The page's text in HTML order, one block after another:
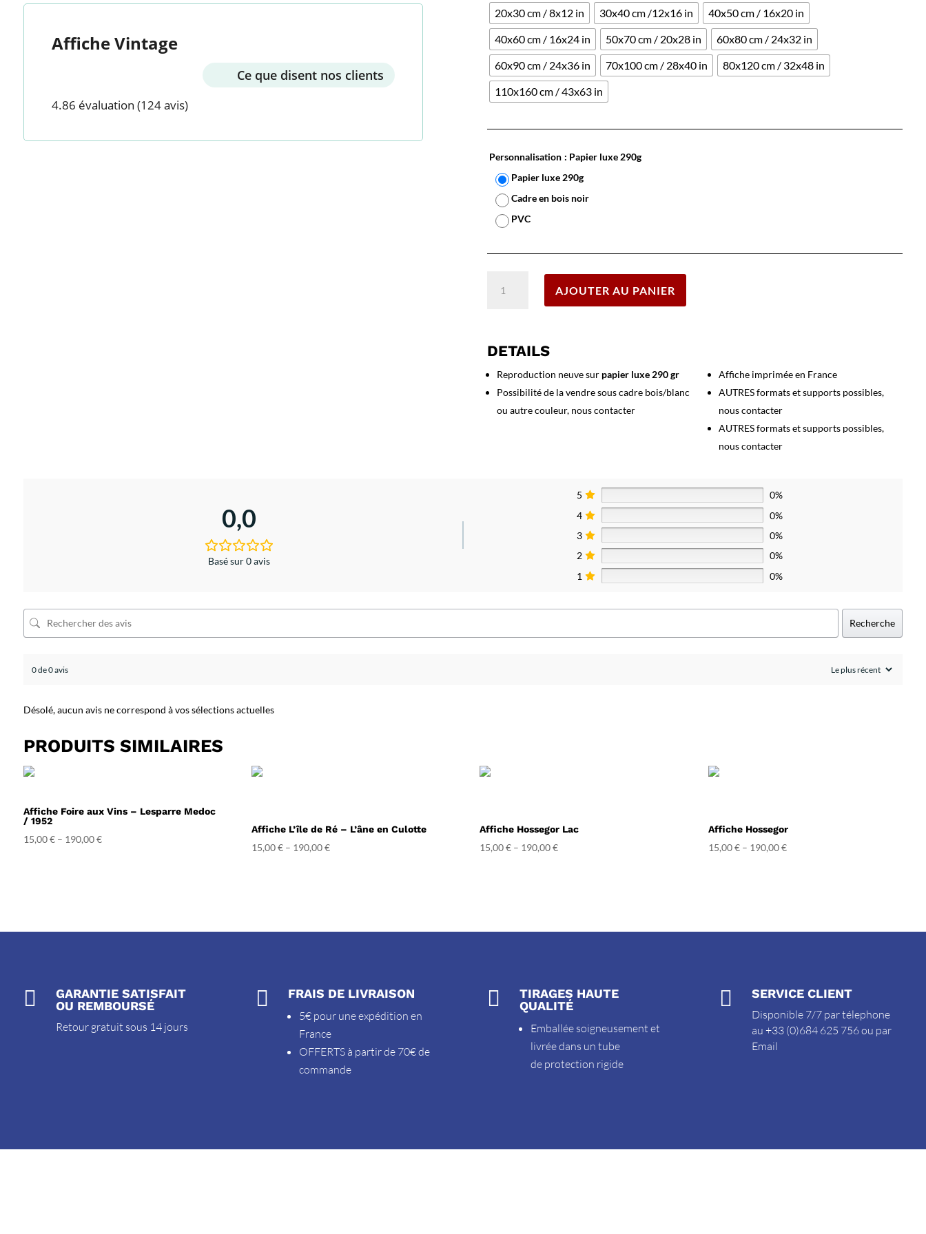
Affiche Vintage
Ce que disent nos clients
4.86 évaluation (124 avis)
20x30 cm / 8x12 in 30x40 cm /12x16 in
40x50 cm / 16x20 in
40x60 cm / 16x24 in
50x70 cm / 20x28 in
60x80 cm / 24x32 in
60x90 cm / 24x36 in
70x100 cm / 28x40 in
80x120 cm / 32x48 in
110x160 cm / 43x63 in
Personnalisation : Papier luxe 290g
Papier luxe 290g
Cadre en bois noir
PVC
Bains
AJOUTER AU PANIER
DETAILS
Reproduction neuve sur papier luxe 290 gr
Possibilité de la vendre sous cadre bois/blanc
ou autre couleur, nous contacter
Affiche imprimée en France
AUTRES formats et supports possibles,
nous contacter
AUTRES formats et supports possibles,
nous contacter
0,0
Basé sur 0 avis
5
0%
4
0%
3
0%
2
0%
1
0%
Recherche
0 de 0 avis
Désolé, aucun avis ne correspond à vos sélections actuelles
PRODUITS SIMILAIRES
Affiche Foire aux Vins – Lesparre Medoc
/ 1952
15,00€– 190,00€
Affiche L’île de Ré – L’âne en Culotte
15,00€– 190,00€
Affiche Hossegor Lac
15,00€ – 190,00€
Affiche Hossegor
15,00€– 190,00€

GARANTIE SATISFAIT
OU REMBOURSÉ
Retour gratuit sous 14 jours
 FRAIS DE LIVRAISON
5€ pour une expédition en
France
OFFERTS à partir de 70€ de
commande

TIRAGES HAUTE
QUALITÉ
Emballée soigneusement et
livrée dans un tube
de protection rigide
 SERVICE CLIENT
Disponible 7/7 par télephone
au +33 (0)684 625 756 ou par
Email